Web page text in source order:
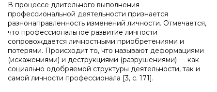
В процессе длительного выполнения
профессиональной деятельности признается
разнонаправленность изменений личности. Отмечается,
что профессиональное развитие личности
сопровождается личностными приобретениями и
потерями. Происходит то, что называют деформациями
(искажениями) и деструкциями (разрушениями) — как
социально одобряемой структуры деятельности, так и
самой личности профессионала [3, с. 171].